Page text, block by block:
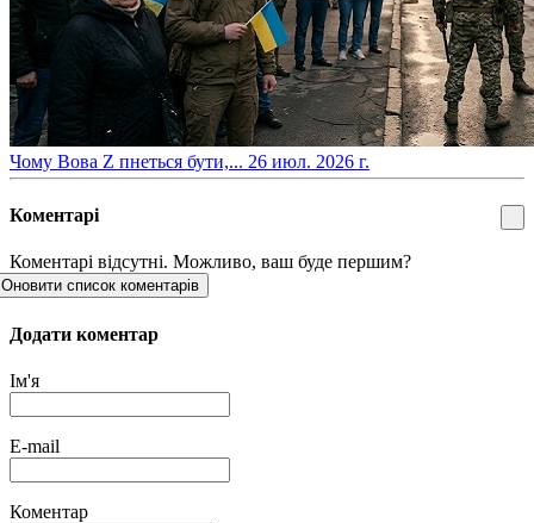
​Чому Вова Z пнеться бути,... 26 июл. 2026 г.
Коментарі
Коментарі відсутні. Можливо, ваш буде першим?
Оновити список коментарів
Додати коментар
Ім'я
E-mail
Коментар